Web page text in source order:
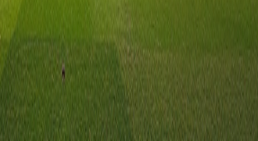
Bryne de strijd aan met Moss. De
om 14:00 en wordt gespeeld in de